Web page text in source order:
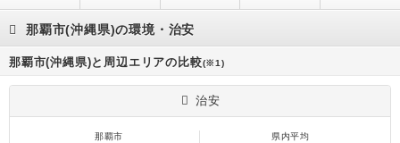
那覇市(沖縄県)の環境・治安
那覇市(沖縄県)と周辺エリアの比較(※1)
治安
那覇市 県内平均